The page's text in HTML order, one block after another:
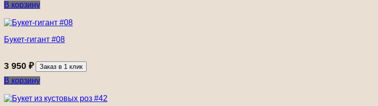
В корзину
Букет-гигант #08
3 950 ₽ Заказ в 1 клик
В корзину